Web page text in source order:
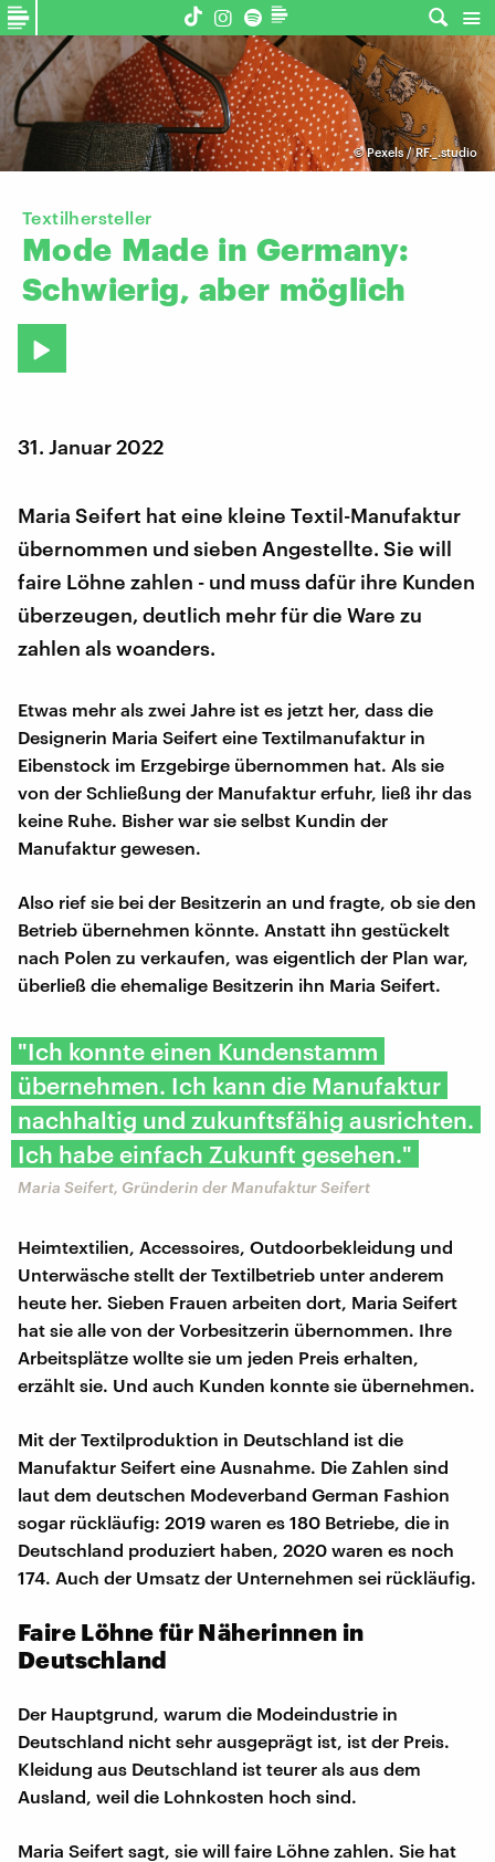
©Pexels / RF._.studio
Textilhersteller
Mode Made in Germany:
Schwierig, aber möglich
31. Januar 2022
Maria Seifert hat eine kleine Textil-Manufaktur
übernommen und sieben Angestellte. Sie will
faire Löhne zahlen - und muss dafür ihre Kunden
überzeugen, deutlich mehr für die Ware zu
zahlen als woanders.
Etwas mehr als zwei Jahre ist es jetzt her, dass die
Designerin Maria Seifert eine Textilmanufaktur in
Eibenstock im Erzgebirge übernommen hat. Als sie
von der Schließung der Manufaktur erfuhr, ließ ihr das
keine Ruhe. Bisher war sie selbst Kundin der
Manufaktur gewesen.
Also rief sie bei der Besitzerin an und fragte, ob sie den
Betrieb übernehmen könnte. Anstatt ihn gestückelt
nach Polen zu verkaufen, was eigentlich der Plan war,
überließ die ehemalige Besitzerin ihn Maria Seifert.
"Ich konnte einen Kundenstamm
übernehmen. Ich kann die Manufaktur
nachhaltig und zukunftsfähig ausrichten.
Ich habe einfach Zukunft gesehen."
Maria Seifert, Gründerin der Manufaktur Seifert
Heimtextilien, Accessoires, Outdoorbekleidung und
Unterwäsche stellt der Textilbetrieb unter anderem
heute her. Sieben Frauen arbeiten dort, Maria Seifert
hat sie alle von der Vorbesitzerin übernommen. Ihre
Arbeitsplätze wollte sie um jeden Preis erhalten,
erzählt sie. Und auch Kunden konnte sie übernehmen.
Mit der Textilproduktion in Deutschland ist die
Manufaktur Seifert eine Ausnahme. Die Zahlen sind
laut dem deutschen Modeverband German Fashion
sogar rückläufig: 2019 waren es 180 Betriebe, die in
Deutschland produziert haben, 2020 waren es noch
174. Auch der Umsatz der Unternehmen sei rückläufig.
Faire Löhne für Näherinnen in
Deutschland
Der Hauptgrund, warum die Modeindustrie in
Deutschland nicht sehr ausgeprägt ist, ist der Preis.
Kleidung aus Deutschland ist teurer als aus dem
Ausland, weil die Lohnkosten hoch sind.
Maria Seifert sagt, sie will faire Löhne zahlen. Sie hat